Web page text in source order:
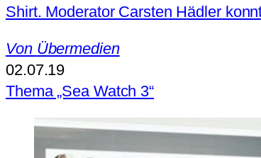
Shirt. Moderator Carsten Hädler
Von Übermedien
02.07.19
Thema „Sea Watch 3“